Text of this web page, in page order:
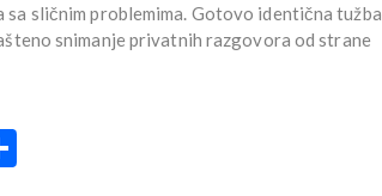
sličnim problemima. Gotovo identična tužba
snimanje privatnih razgovora od strane